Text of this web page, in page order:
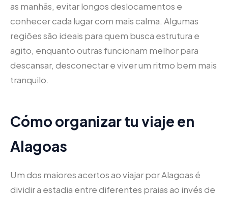
as manhãs, evitar longos deslocamentos e
conhecer cada lugar com mais calma. Algumas
regiões são ideais para quem busca estrutura e
agito, enquanto outras funcionam melhor para
descansar, desconectar e viver um ritmo bem mais
tranquilo.
Cómo organizar tu viaje en
Alagoas
Um dos maiores acertos ao viajar por Alagoas é
dividir a estadia entre diferentes praias ao invés de